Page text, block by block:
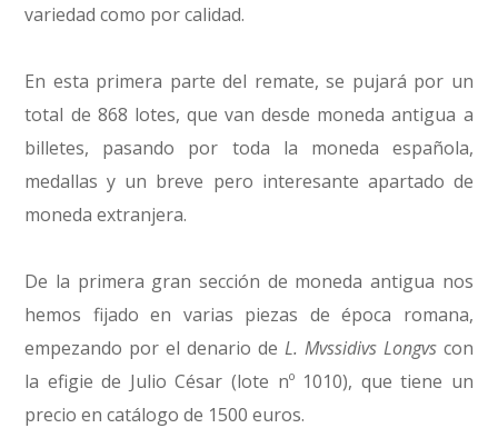
variedad como por calidad.
En esta primera parte del remate, se pujará por un
total de 868 lotes, que van desde moneda antigua a
billetes, pasando por toda la moneda española,
medallas y un breve pero interesante apartado de
moneda extranjera.
De la primera gran sección de moneda antigua nos
hemos fijado en varias piezas de época romana,
empezando por el denario de L. Mvssidivs Longvscon
la efigie de Julio César (lote nº 1010), que tiene un
precio en catálogo de 1500 euros.